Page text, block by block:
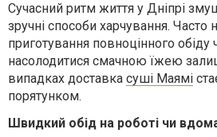
Сучасний ритм життя у Дніпрі
зручні способи харчування. Часто
приготування повноцінного обіду
насолодитися смачною їжею
випадках доставка суші Маямі
порятунком.
Швидкий обід на роботі чи